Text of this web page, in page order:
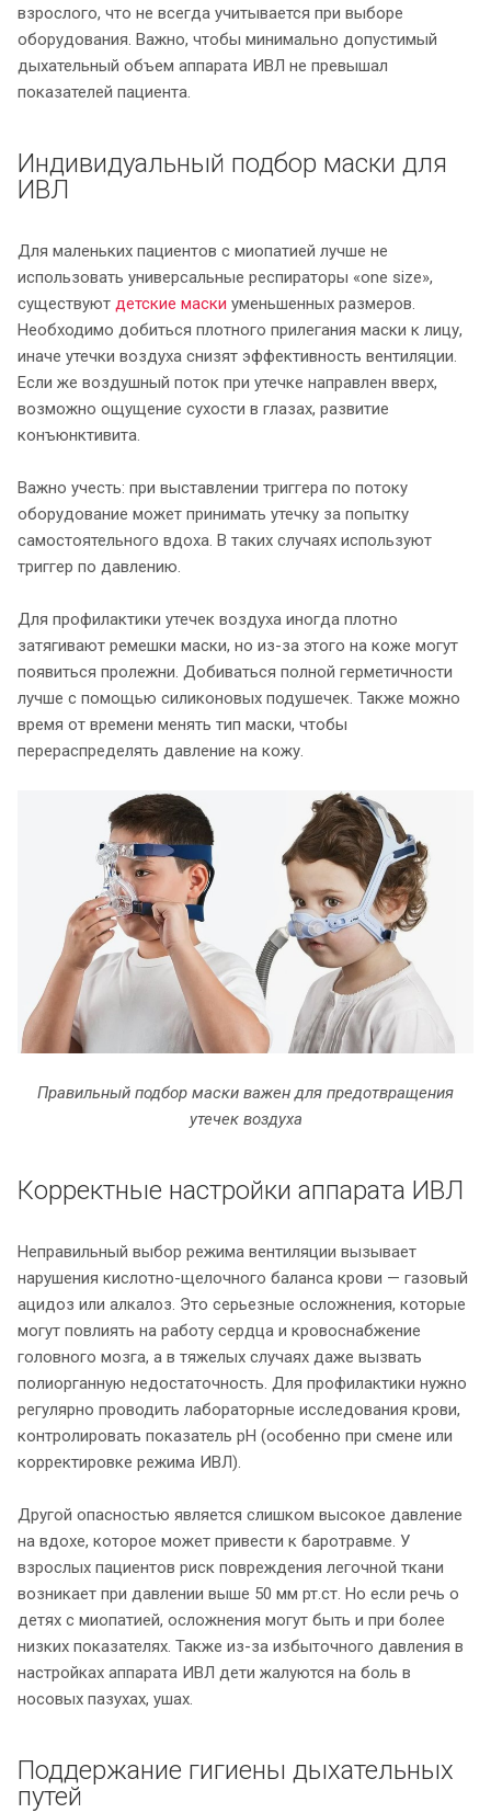
взрослого, что не всегда учитывается при выборе
оборудования. Важно, чтобы минимально допустимый
дыхательный объем аппарата ИВЛ не превышал
показателей пациента.
Индивидуальный подбор маски для
ИВЛ
Для маленьких пациентов с миопатией лучше не
использовать универсальные респираторы «one size»,
существуют детские маски уменьшенных размеров.
Необходимо добиться плотного прилегания маски к лицу,
иначе утечки воздуха снизят эффективность вентиляции.
Если же воздушный поток при утечке направлен вверх,
возможно ощущение сухости в глазах, развитие
конъюнктивита.
Важно учесть: при выставлении триггера по потоку
оборудование может принимать утечку за попытку
самостоятельного вдоха. В таких случаях используют
триггер по давлению.
Для профилактики утечек воздуха иногда плотно
затягивают ремешки маски, но из-за этого на коже могут
появиться пролежни. Добиваться полной герметичности
лучше с помощью силиконовых подушечек. Также можно
время от времени менять тип маски, чтобы
перераспределять давление на кожу.
Правильный подбор маски важен для предотвращения
утечек воздуха
Корректные настройки аппарата ИВЛ
Неправильный выбор режима вентиляции вызывает
нарушения кислотно-щелочного баланса крови — газовый
ацидоз или алкалоз. Это серьезные осложнения, которые
могут повлиять на работу сердца и кровоснабжение
головного мозга, а в тяжелых случаях даже вызвать
полиорганную недостаточность. Для профилактики нужно
регулярно проводить лабораторные исследования крови,
контролировать показатель pH (особенно при смене или
корректировке режима ИВЛ).
Другой опасностью является слишком высокое давление
на вдохе, которое может привести к баротравме. У
взрослых пациентов риск повреждения легочной ткани
возникает при давлении выше 50 мм рт.ст. Но если речь о
детях с миопатией, осложнения могут быть и при более
низких показателях. Также из-за избыточного давления в
настройках аппарата ИВЛ дети жалуются на боль в
носовых пазухах, ушах.
Поддержание гигиены дыхательных
путей